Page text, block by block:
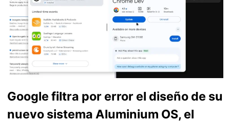
Google filtra por error el diseño de su
nuevo sistema Aluminium OS, el